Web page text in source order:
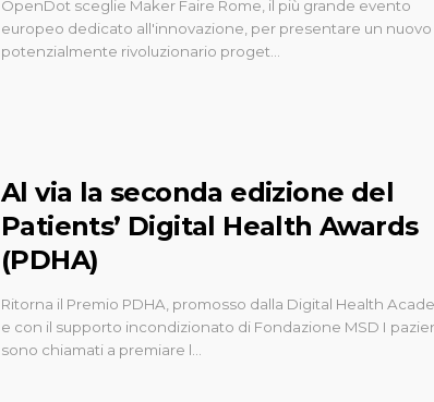
OpenDot sceglie Maker Faire Rome, il più grande evento
europeo dedicato all'innovazione, per presentare un nuovo
potenzialmente rivoluzionario proget…
Al via la seconda edizione del
Patients’ Digital Health Awards
(PDHA)
Ritorna il Premio PDHA, promosso dalla Digital Health
e con il supporto incondizionato di Fondazione MSD I
sono chiamati a premiare l…